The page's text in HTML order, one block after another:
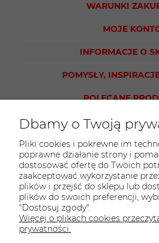
WARUNKI
MOJE
INFORMACJE O
POMYSŁY,
POLECANE
KONTAKT
Sklep PARTY
ul. M.Kopernika
95-015
tel.:
42 298-
Dbamy o Twoją
Pliki cookies i pokrewne im
poprawne działanie strony i
dostosować ofertę do Twoich
zaakceptować wykorzystanie
plików i przejść do sklepu lub
plików do swoich preferencji,
"Dostosuj zgody".
Więcej o plikach cookies
prywatności.